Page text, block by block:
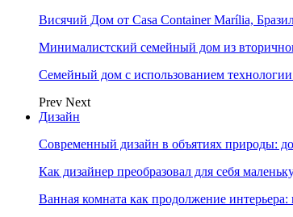
Висячий Дом от Casa Container Marília,
Минималистский семейный дом из
Семейный дом с использованием
Prev Next
Дизайн
Современный дизайн в объятиях природы:
Как дизайнер преобразовал для себя
Ванная комната как продолжение интерьера: